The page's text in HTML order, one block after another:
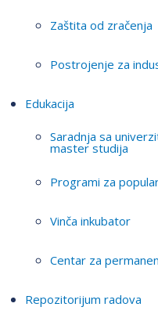
Zaštita od zračenja
Postrojenje za
Edukacija
Saradnja sa
master studija
Programi za
Vinča inkubator
Centar za
Repozitorijum radova